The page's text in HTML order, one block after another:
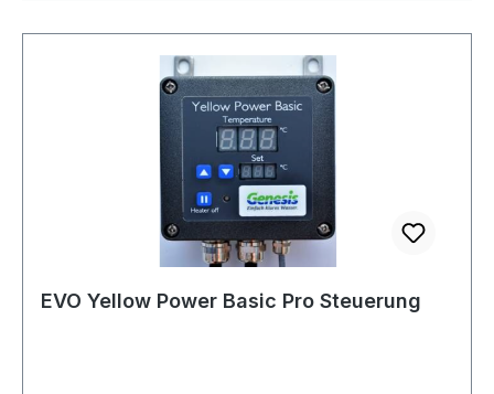
EVO Yellow Power Basic Pro Steuerung